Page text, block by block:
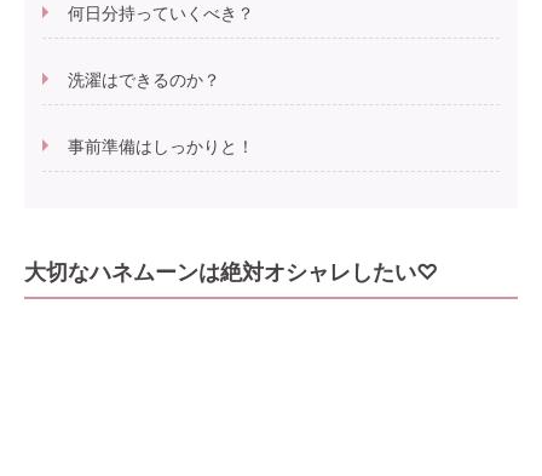
何日分持っていくべき？
洗濯はできるのか？
事前準備はしっかりと！
大切なハネムーンは絶対オシャレしたい♡